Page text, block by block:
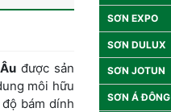
được sản
môi hữu
bám dính
SƠN EXPO
SƠN DULUX
SƠN JOTUN
SƠN Á ĐÔNG